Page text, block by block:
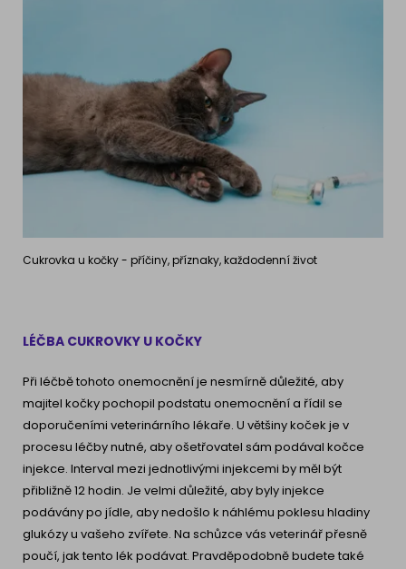
Cukrovka u kočky - příčiny, příznaky, každodenní život
LÉČBA CUKROVKY U KOČKY
Při léčbě tohoto onemocnění je nesmírně důležité, aby
majitel kočky pochopil podstatu onemocnění a řídil se
doporučeními veterinárního lékaře. U většiny koček je v
procesu léčby nutné, aby ošetřovatel sám podával kočce
injekce. Interval mezi jednotlivými injekcemi by měl být
přibližně 12 hodin. Je velmi důležité, aby byly injekce
podávány po jídle, aby nedošlo k náhlému poklesu hladiny
glukózy u vašeho zvířete. Na schůzce vás veterinář přesně
poučí, jak tento lék podávat. Pravděpodobně budete také